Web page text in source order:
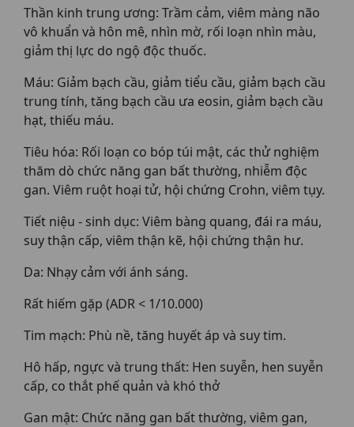
Thần kinh trung ương: Trầm cảm, viêm màng não
vô khuẩn và hôn mê, nhìn mờ, rối loạn nhìn màu,
giảm thị lực do ngộ độc thuốc.
Máu: Giảm bạch cầu, giảm tiểu cầu, giảm bạch cầu
trung tính, tăng bạch cầu ưa eosin, giảm bạch cầu
hạt, thiếu máu.
Tiêu hóa: Rối loạn co bóp túi mật, các thử nghiệm
thăm dò chức năng gan bất thường, nhiễm độc
gan. Viêm ruột hoại tử, hội chứng Crohn, viêm tụy.
Tiết niệu - sinh dục: Viêm bàng quang, đái ra máu,
suy thận cấp, viêm thận kẽ, hội chứng thận hư.
Da: Nhạy cảm với ánh sáng.
Rất hiếm gặp (ADR < 1/10.000)
Tim mạch: Phù nề, tăng huyết áp và suy tim.
Hô hấp, ngực và trung thất: Hen suyễn, hen suyễn
cấp, co thắt phế quản và khó thở
Gan mật: Chức năng gan bất thường, viêm gan,